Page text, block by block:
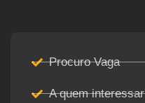
Procuro Vaga
A quem interessar